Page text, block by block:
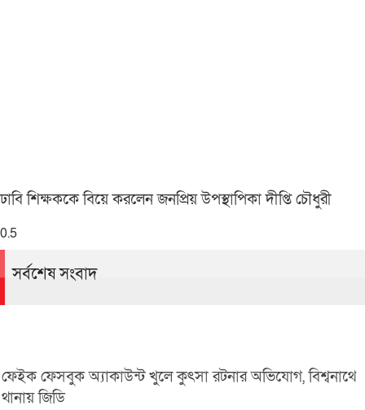
ঢাবি শিক্ষককে বিয়ে করলেন জনপ্রিয় উপস্থাপিকা দীপ্তি চৌধুরী
সর্বশেষ সংবাদ
ফেইক ফেসবুক অ্যাকাউন্ট খুলে কুৎসা রটনার অভিযোগ, বিশ্বনাথে
থানায় জিডি